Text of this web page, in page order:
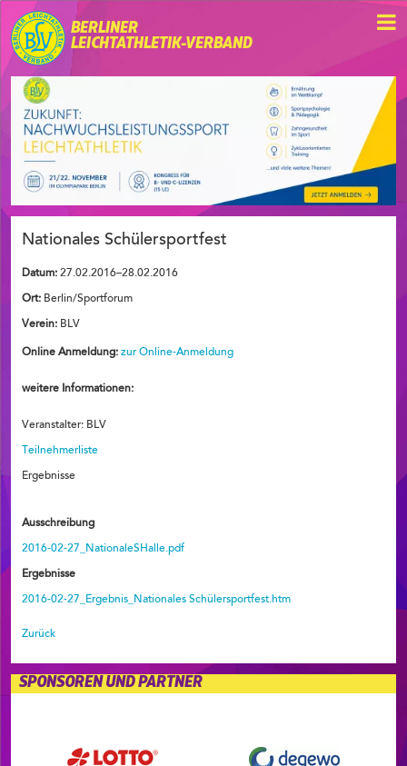
BERLINER
LEICHTATHLETIK-VERBAND
Nationales Schülersportfest
Datum: 27.02.2016–28.02.2016
Ort: Berlin/Sportforum
Verein: BLV
Online Anmeldung: zur Online-Anmeldung
weitere Informationen:
Veranstalter: BLV
Teilnehmerliste
Ergebnisse
Ausschreibung
2016-02-27_NationaleSHalle.pdf
Ergebnisse
2016-02-27_Ergebnis_Nationales Schülersportfest.htm
Zurück
SPONSOREN UND PARTNER